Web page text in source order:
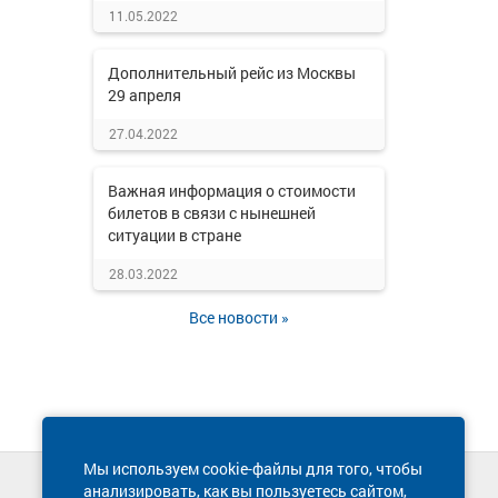
11.05.2022
Дополнительный рейс из Москвы
29 апреля
27.04.2022
Важная информация о стоимости
билетов в связи с нынешней
ситуации в стране
28.03.2022
Все новости »
Мы используем cookie-файлы для того, чтобы
анализировать, как вы пользуетесь сайтом,